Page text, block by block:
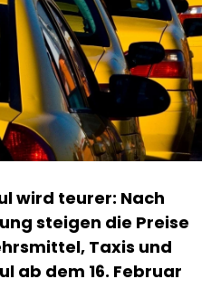
wird teurer: Nach
steigen die Preise
Taxis und
ab dem 16. Februar